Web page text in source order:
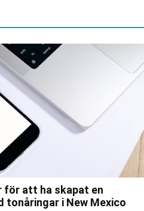
för att ha skapat en
tonåringar i New Mexico